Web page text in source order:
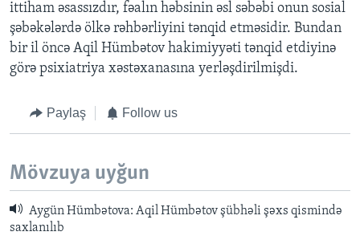
ittiham əsassızdır, fəalın həbsinin əsl səbəbi onun sosial
şəbəkələrdə ölkə rəhbərliyini tənqid etməsidir. Bundan
bir il öncə Aqil Hümbətov hakimiyyəti tənqid etdiyinə
görə psixiatriya xəstəxanasına yerləşdirilmişdi.
Paylaş Follow us
Mövzuya uyğun
Aygün Hümbətova: Aqil Hümbətov şübhəli şəxs qismində
saxlanılıb